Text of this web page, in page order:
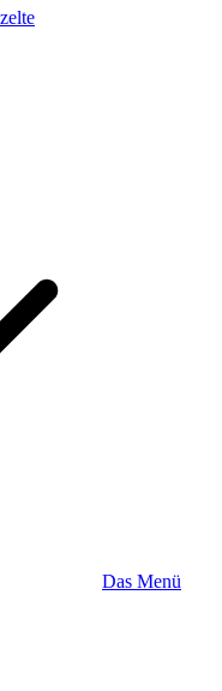
Das Menü